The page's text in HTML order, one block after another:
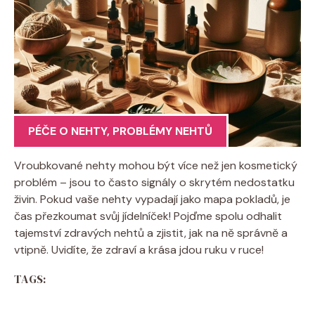
PÉČE O NEHTY, PROBLÉMY NEHTŮ
Vroubkované nehty mohou být více než jen kosmetický
problém – jsou to často signály o skrytém nedostatku
živin. Pokud vaše nehty vypadají jako mapa pokladů, je
čas přezkoumat svůj jídelníček! Pojďme spolu odhalit
tajemství zdravých nehtů a zjistit, jak na ně správně a
vtipně. Uvidíte, že zdraví a krása jdou ruku v ruce!
TAGS: